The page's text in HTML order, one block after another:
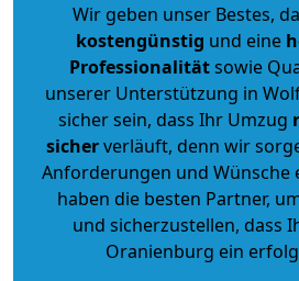
Wir geben unser Bestes,
kostengünstig und eine
Professionalitätsowie
unserer Unterstützung in
sicher sein, dass Ihr Umzug
sicherverläuft, denn wir
Anforderungen und Wünsche
haben die besten Partner,
und sicherzustellen, dass
Oranienburg ein